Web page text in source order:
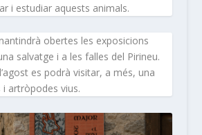
i estudiar aquests animals.
obertes les exposicions
salvatge i a les falles del Pirineu.
es podrà visitar, a més, una
i artròpodes vius.